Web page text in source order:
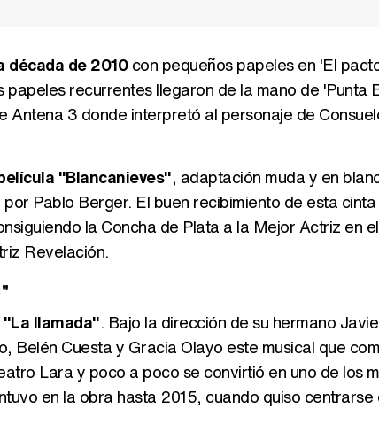
década de 2010con pequeños papeles en 'El
papeles recurrentes llegaron de la mano de 'Punta
Antena 3 donde interpretó al personaje de
"Blancanieves", adaptación muda y en
Pablo Berger. El buen recibimiento de esta
la Concha de Plata a la Mejor Actriz en
Revelación.
llamada". Bajo la dirección de su hermano
Belén Cuesta y Gracia Olayo este musical que
Lara y poco a poco se convirtió en uno de los
en la obra hasta 2015, cuando quiso